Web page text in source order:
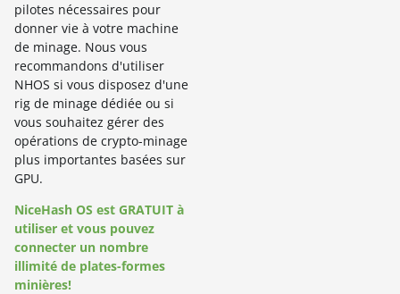
pilotes nécessaires pour
donner vie à votre machine
de minage. Nous vous
recommandons d'utiliser
NHOS si vous disposez d'une
rig de minage dédiée ou si
vous souhaitez gérer des
opérations de crypto-minage
plus importantes basées sur
GPU.
NiceHash OS est GRATUIT à
utiliser et vous pouvez
connecter un nombre
illimité de plates-formes
minières!